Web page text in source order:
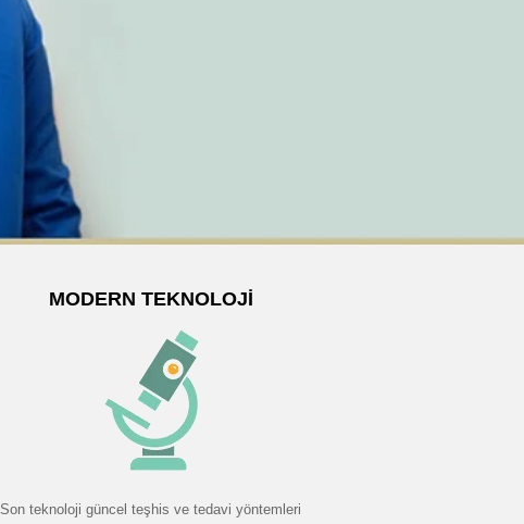
MODERN TEKNOLOJI
Son teknoloji güncel teşhis ve tedavi yöntemleri